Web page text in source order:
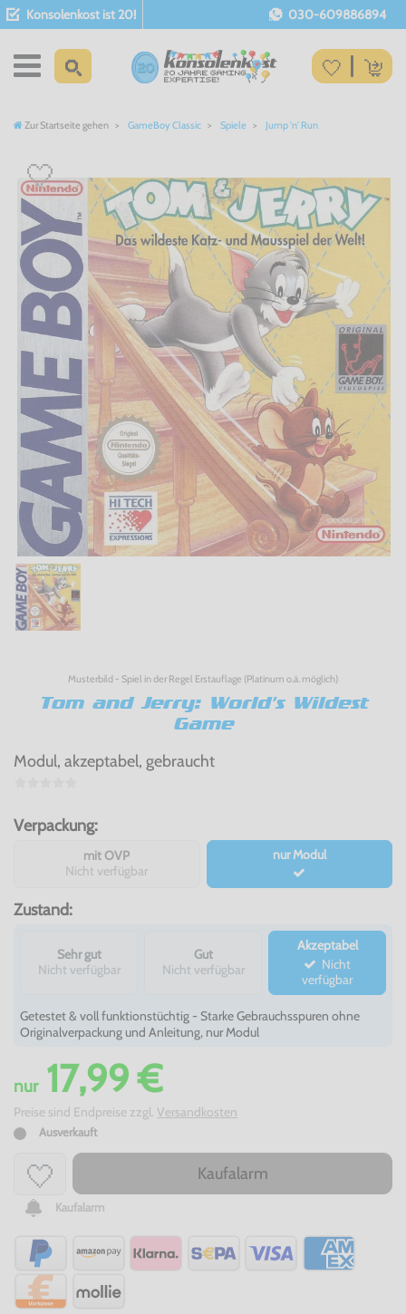
Konsolenkost ist 20! 030-609886894
Zur Startseite gehen GameBoy Classic Spiele Jump 'n' Run
Musterbild - Spiel in der Regel Erstauflage (Platinum o.ä. möglich)
Tom and Jerry: World's Wildest
Game
Modul, akzeptabel, gebraucht
Verpackung:
mit OVP
Nicht verfügbar
nur Modul
Zustand:
Sehr gut
Nicht verfügbar
Gut
Nicht verfügbar
Akzeptabel
verfügbar
Getestet & voll funktionstüchtig - Starke Gebrauchsspuren ohne
Originalverpackung und Anleitung, nur Modul
nur17,99 €
Preise sind Endpreise zzgl. Versandkosten
Ausverkauft
Kaufalarm
Kaufalarm